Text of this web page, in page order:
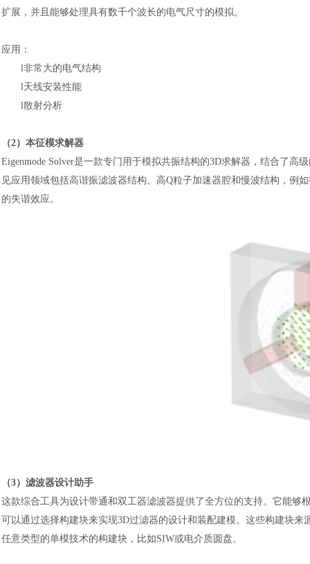
扩展，并且能够处理具有数千个波长的电气尺寸的模拟。
应用：
l非常大的电气结构
l天线安装性能
l散射分析
（2）本征模求解器
Eigenmode Solver是一款专门用于模拟共振结构的3D求解器，结合了高
见应用领域包括高谐振滤波器结构、高Q粒子加速器腔和慢波结构，例
的失谐效应。
（3）滤波器设计助手
这款综合工具为设计带通和双工器滤波器提供了全方位的支持。它能
可以通过选择构建块来实现3D过滤器的设计和装配建模。这些构建块
任意类型的单模技术的构建块，比如SIW或电介质圆盘。